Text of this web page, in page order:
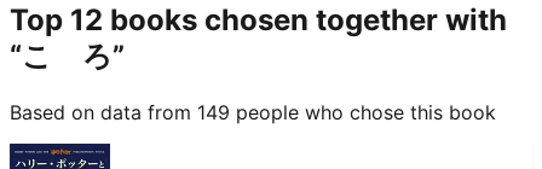
Top 12 books chosen together with
“こゝろ”
Based on data from 149 people who chose this book